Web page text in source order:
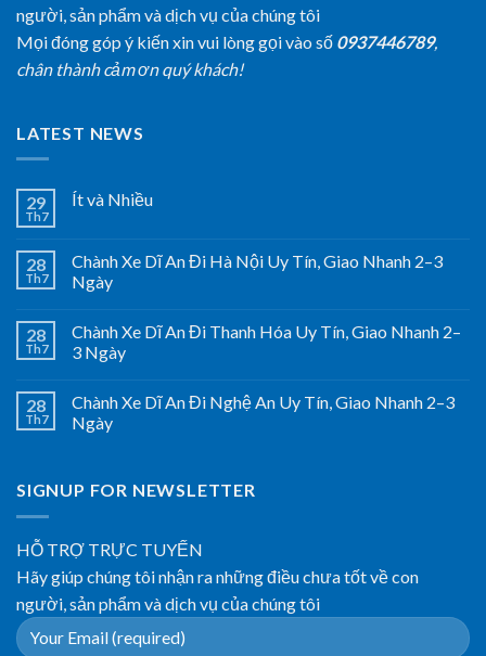
người, sản phẩm và dịch vụ của chúng tôi
Mọi đóng góp ý kiến xin vui lòng gọi vào số 0937446789,
chân thành cảm ơn quý khách!
LATEST NEWS
29
Th7
Ít và Nhiều
28
Th7
Chành Xe Dĩ An Đi Hà Nội Uy Tín, Giao Nhanh 2–3
Ngày
28
Th7
Chành Xe Dĩ An Đi Thanh Hóa Uy Tín, Giao Nhanh 2–
3 Ngày
28
Th7
Chành Xe Dĩ An Đi Nghệ An Uy Tín, Giao Nhanh 2–3
Ngày
SIGNUP FOR NEWSLETTER
HỖ TRỢ TRỰC TUYẾN
Hãy giúp chúng tôi nhận ra những điều chưa tốt về con
người, sản phẩm và dịch vụ của chúng tôi